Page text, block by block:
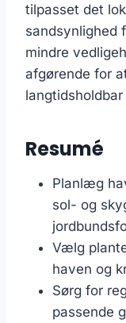
tilpasset det
sandsynlighed
mindre
afgørende for
Resumé
Planlæg
sol- og
Vælg
haven og
Sørg for
passende